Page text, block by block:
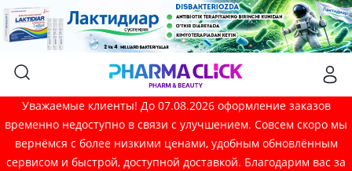
Уважаемые клиенты! До 07.08.2026 оформление заказов
временно недоступно в связи с улучшением. Совсем скоро мы
вернёмся с более низкими ценами, удобным обновлённым
сервисом и быстрой, доступной доставкой. Благодарим вас за